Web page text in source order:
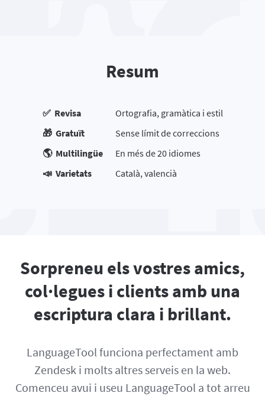
Resum
✅ Revisa
Ortografia, gramàtica i estil
🎁 Gratuït
Sense límit de correccions
🌎 Multilingüe
En més de 20 idiomes
📣 Varietats
Català, valencià
Sorpreneu els vostres amics,
col·legues i clients amb una
escriptura clara i brillant.
LanguageTool funciona perfectament amb
Zendesk i molts altres serveis en la web.
Comenceu avui i useu LanguageTool a tot arreu